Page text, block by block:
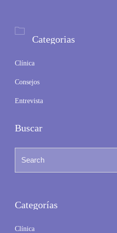

Categorias
Clínica
Consejos
Entrevista
Buscar
Categorías
Clínica